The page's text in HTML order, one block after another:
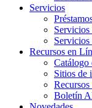
Servicios
Servicios
Recursos en
Catálogo
Sitios de
Boletín